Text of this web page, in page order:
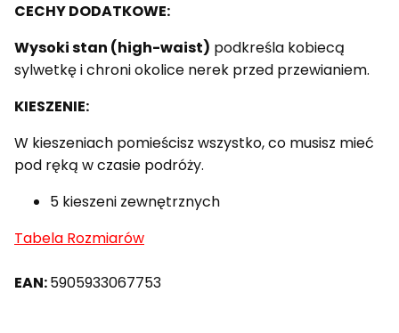
CECHY DODATKOWE:
Wysoki stan (high-waist) podkreśla kobiecą
sylwetkę i chroni okolice nerek przed przewianiem.
KIESZENIE:
W kieszeniach pomieścisz wszystko, co musisz mieć
pod ręką w czasie podróży.
5 kieszeni zewnętrznych
Tabela Rozmiarów
EAN:5905933067753